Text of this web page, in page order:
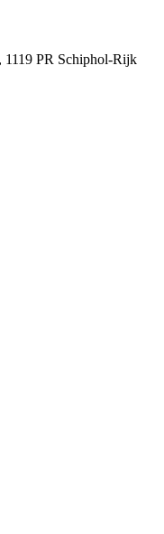
1119 PR Schiphol-Rijk